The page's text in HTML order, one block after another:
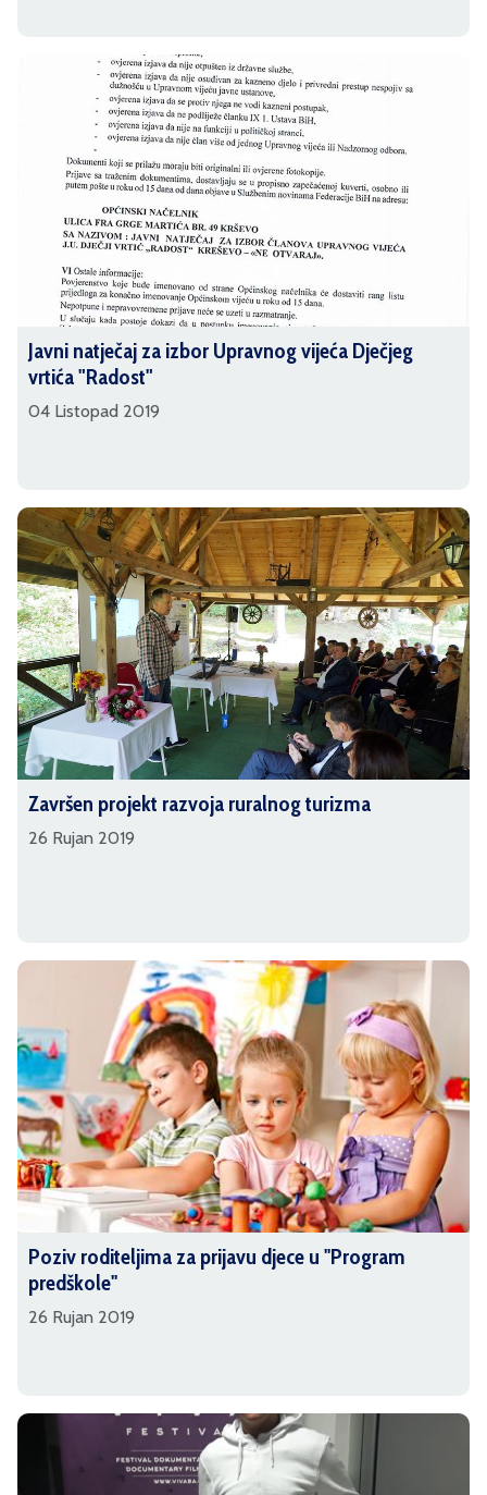
Javni natječaj za izbor Upravnog vijeća Dječjeg
vrtića "Radost"
04 Listopad 2019
Završen projekt razvoja ruralnog turizma
26 Rujan 2019
Poziv roditeljima za prijavu djece u ''Program
predškole''
26 Rujan 2019